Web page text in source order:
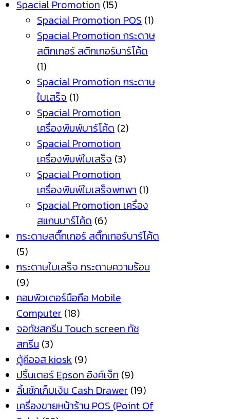
Spacial Promotion (15)
Spacial Promotion POS (1)
Spacial Promotion กระดาษ
สติกเกอร์ สติกเกอร์บาร์โค้ด
(1)
Spacial Promotion กระดาษ
ใบเสร็จ (1)
Spacial Promotion
เครื่องพิมพ์บาร์โค้ด (2)
Spacial Promotion
เครื่องพิมพ์ใบเสร็จ (3)
Spacial Promotion
เครื่องพิมพ์ใบเสร็จพกพา (1)
Spacial Promotion เครื่อง
สแกนบาร์โค้ด (6)
กระดาษสติ๊กเกอร์ สติ๊กเกอร์บาร์โค้ด
(5)
กระดาษใบเสร็จ กระดาษความร้อน
(9)
คอมพิวเตอร์มือถือ Mobile
Computer (18)
จอทัชสกรีน Touch screen ทัช
สกรีน (3)
ตู้คีออส kiosk (9)
ปริ้นเตอร์ Epson อิงค์เจ็ท (9)
ลิ้นชักเก็บเงิน Cash Drawer (19)
เครื่องขายหน้าร้าน POS (Point Of